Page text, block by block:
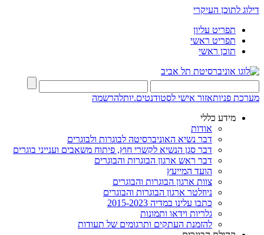
דילוג לתוכן העיקרי
תפריט עליון
תפריט ראשי
תוכן ראשי
מערכת פניותאזור אישי לסטודנטים.יותלהרשמה
מידע כללי
אודות
דבר נשיא האוניברסיטה לבוגרות ולבוגרים
דבר סגן הנשיא לקשרי חוץ, פיתוח משאבים וענייני בוגרים
דבר ראש ארגון הבוגרות והבוגרים
הועד המייעץ
צוות ארגון הבוגרות והבוגרים
ניוזלטר ארגון הבוגרות והבוגרים
כתבו עלינו במדיה 2015-2023
גלריות וידאו ותמונות
להזמנת העתקים ותרגומים של תעודות